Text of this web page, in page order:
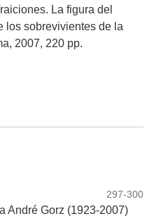
La figura del
los sobrevivientes de la
2007, 220 pp.
297-300
André Gorz (1923-2007)